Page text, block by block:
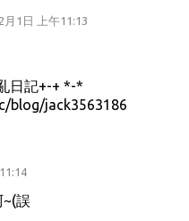
月1日 上午11:13
日記+-+ *-*
blog/jack3563186
誤